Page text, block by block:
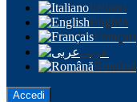
Italiano
English
Français
عربى
Română
Accedi